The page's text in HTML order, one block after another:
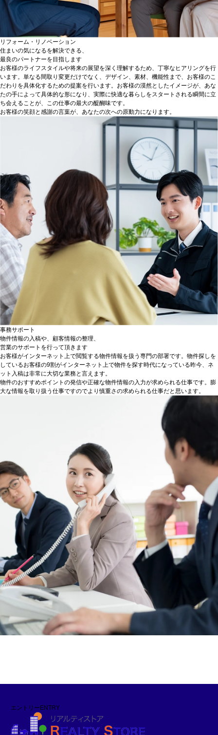
リフォーム・リノベーション
住まいの気になるを解決できる、
最良のパートナーを目指します
お客様のライフスタイルや将来の展望を深く理解するため、丁寧なヒアリングを行
います。単なる間取り変更だけでなく、デザイン、素材、機能性まで、お客様のこ
だわりを具体化するための提案を行います。お客様の漠然としたイメージが、あな
たの手によって具体的な形になり、実際に快適な暮らしをスタートされる瞬間に立
ち会えることが、この仕事の最大の醍醐味です。
お客様の笑顔と感謝の言葉が、あなたの次への原動力になります。
事務サポート
物件情報の入稿や、顧客情報の整理、
営業のサポートを行って頂きます
お客様がインターネット上で閲覧する物件情報を扱う専門の部署です。物件探しを
しているお客様の9割がインターネット上で物件を探す時代になっている昨今、ネ
ット入稿は非常に大切な業務と言えます。
物件のおすすめポイントの発信や正確な物件情報の入力が求められる仕事です。膨
大な情報を取り扱う仕事ですのでより慎重さの求められる仕事だと思います。
エントリーENTRY